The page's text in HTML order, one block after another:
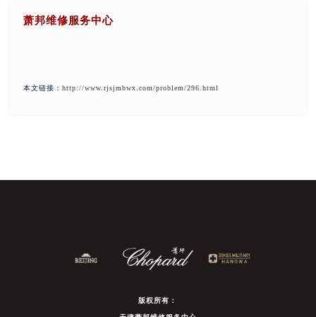
萧邦维修服务中心
本文链接： http://www.rjsjmbwx.com/problem/296.html
版权所有：